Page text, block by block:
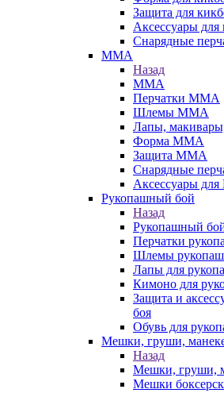
Защита для
Аксессуары для
Снарядные
ММА
Назад
ММА
Перчатки ММА
Шлемы ММА
Лапы,
Форма ММА
Защита ММА
Снарядные
Аксессуары
Рукопашный бой
Назад
Рукопашный
Перчатки
Шлемы
Лапы для
Кимоно для
Защита и
боя
Обувь для
Мешки, груши,
Назад
Мешки, груши,
Мешки